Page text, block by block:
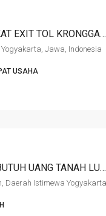
RUKO DIJUAL CEPAT DEKAT EXIT TOL KRONGGAHAN COCOK UNUK CAFE/ RESTO FULL FURNISH
Jawa, Indonesia
USAHA
DIJUAL CEPAT PEMILIK BUTUH UANG TANAH LUAS PALM RESIDENCE PURWOMARTANI KALASAN